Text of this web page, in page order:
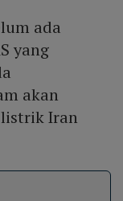
ada
yang
akan
Iran